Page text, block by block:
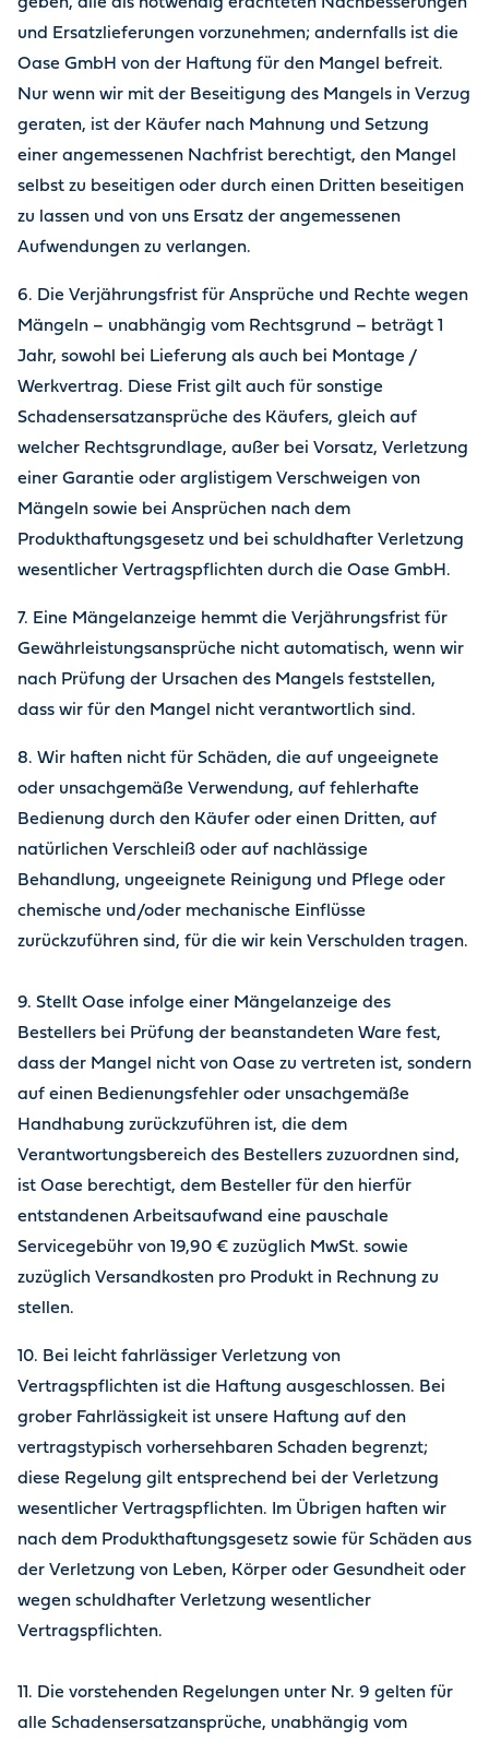
geben, alle als notwendig erachteten Nachbesserungen
und Ersatzlieferungen vorzunehmen; andernfalls ist die
Oase GmbH von der Haftung für den Mangel befreit.
Nur wenn wir mit der Beseitigung des Mangels in Verzug
geraten, ist der Käufer nach Mahnung und Setzung
einer angemessenen Nachfrist berechtigt, den Mangel
selbst zu beseitigen oder durch einen Dritten beseitigen
zu lassen und von uns Ersatz der angemessenen
Aufwendungen zu verlangen.
6. Die Verjährungsfrist für Ansprüche und Rechte wegen
Mängeln – unabhängig vom Rechtsgrund – beträgt 1
Jahr, sowohl bei Lieferung als auch bei Montage /
Werkvertrag. Diese Frist gilt auch für sonstige
Schadensersatzansprüche des Käufers, gleich auf
welcher Rechtsgrundlage, außer bei Vorsatz, Verletzung
einer Garantie oder arglistigem Verschweigen von
Mängeln sowie bei Ansprüchen nach dem
Produkthaftungsgesetz und bei schuldhafter Verletzung
wesentlicher Vertragspflichten durch die Oase GmbH.
7. Eine Mängelanzeige hemmt die Verjährungsfrist für
Gewährleistungsansprüche nicht automatisch, wenn wir
nach Prüfung der Ursachen des Mangels feststellen,
dass wir für den Mangel nicht verantwortlich sind.
8. Wir haften nicht für Schäden, die auf ungeeignete
oder unsachgemäße Verwendung, auf fehlerhafte
Bedienung durch den Käufer oder einen Dritten, auf
natürlichen Verschleiß oder auf nachlässige
Behandlung, ungeeignete Reinigung und Pflege oder
chemische und/oder mechanische Einflüsse
zurückzuführen sind, für die wir kein Verschulden tragen.
9. Stellt Oase infolge einer Mängelanzeige des
Bestellers bei Prüfung der beanstandeten Ware fest,
dass der Mangel nicht von Oase zu vertreten ist, sondern
auf einen Bedienungsfehler oder unsachgemäße
Handhabung zurückzuführen ist, die dem
Verantwortungsbereich des Bestellers zuzuordnen sind,
ist Oase berechtigt, dem Besteller für den hierfür
entstandenen Arbeitsaufwand eine pauschale
Servicegebühr von 19,90 € zuzüglich MwSt. sowie
zuzüglich Versandkosten pro Produkt in Rechnung zu
stellen.
10. Bei leicht fahrlässiger Verletzung von
Vertragspflichten ist die Haftung ausgeschlossen. Bei
grober Fahrlässigkeit ist unsere Haftung auf den
vertragstypisch vorhersehbaren Schaden begrenzt;
diese Regelung gilt entsprechend bei der Verletzung
wesentlicher Vertragspflichten. Im Übrigen haften wir
nach dem Produkthaftungsgesetz sowie für Schäden aus
der Verletzung von Leben, Körper oder Gesundheit oder
wegen schuldhafter Verletzung wesentlicher
Vertragspflichten.
11. Die vorstehenden Regelungen unter Nr. 9 gelten für
alle Schadensersatzansprüche, unabhängig vom